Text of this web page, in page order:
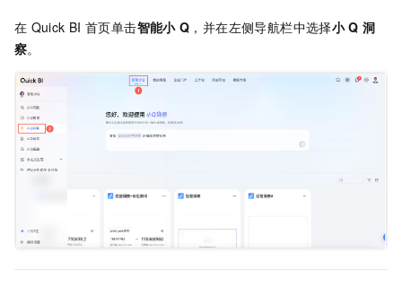
在 Quick BI 首页单击智能小 Q ，并在左侧导航栏中选择小 Q 洞
察。